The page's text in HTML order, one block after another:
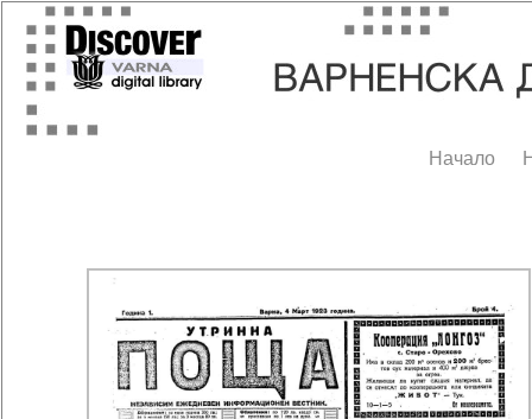
Начало